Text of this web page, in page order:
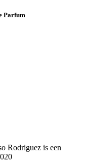
Parfum
Rodriguez is een